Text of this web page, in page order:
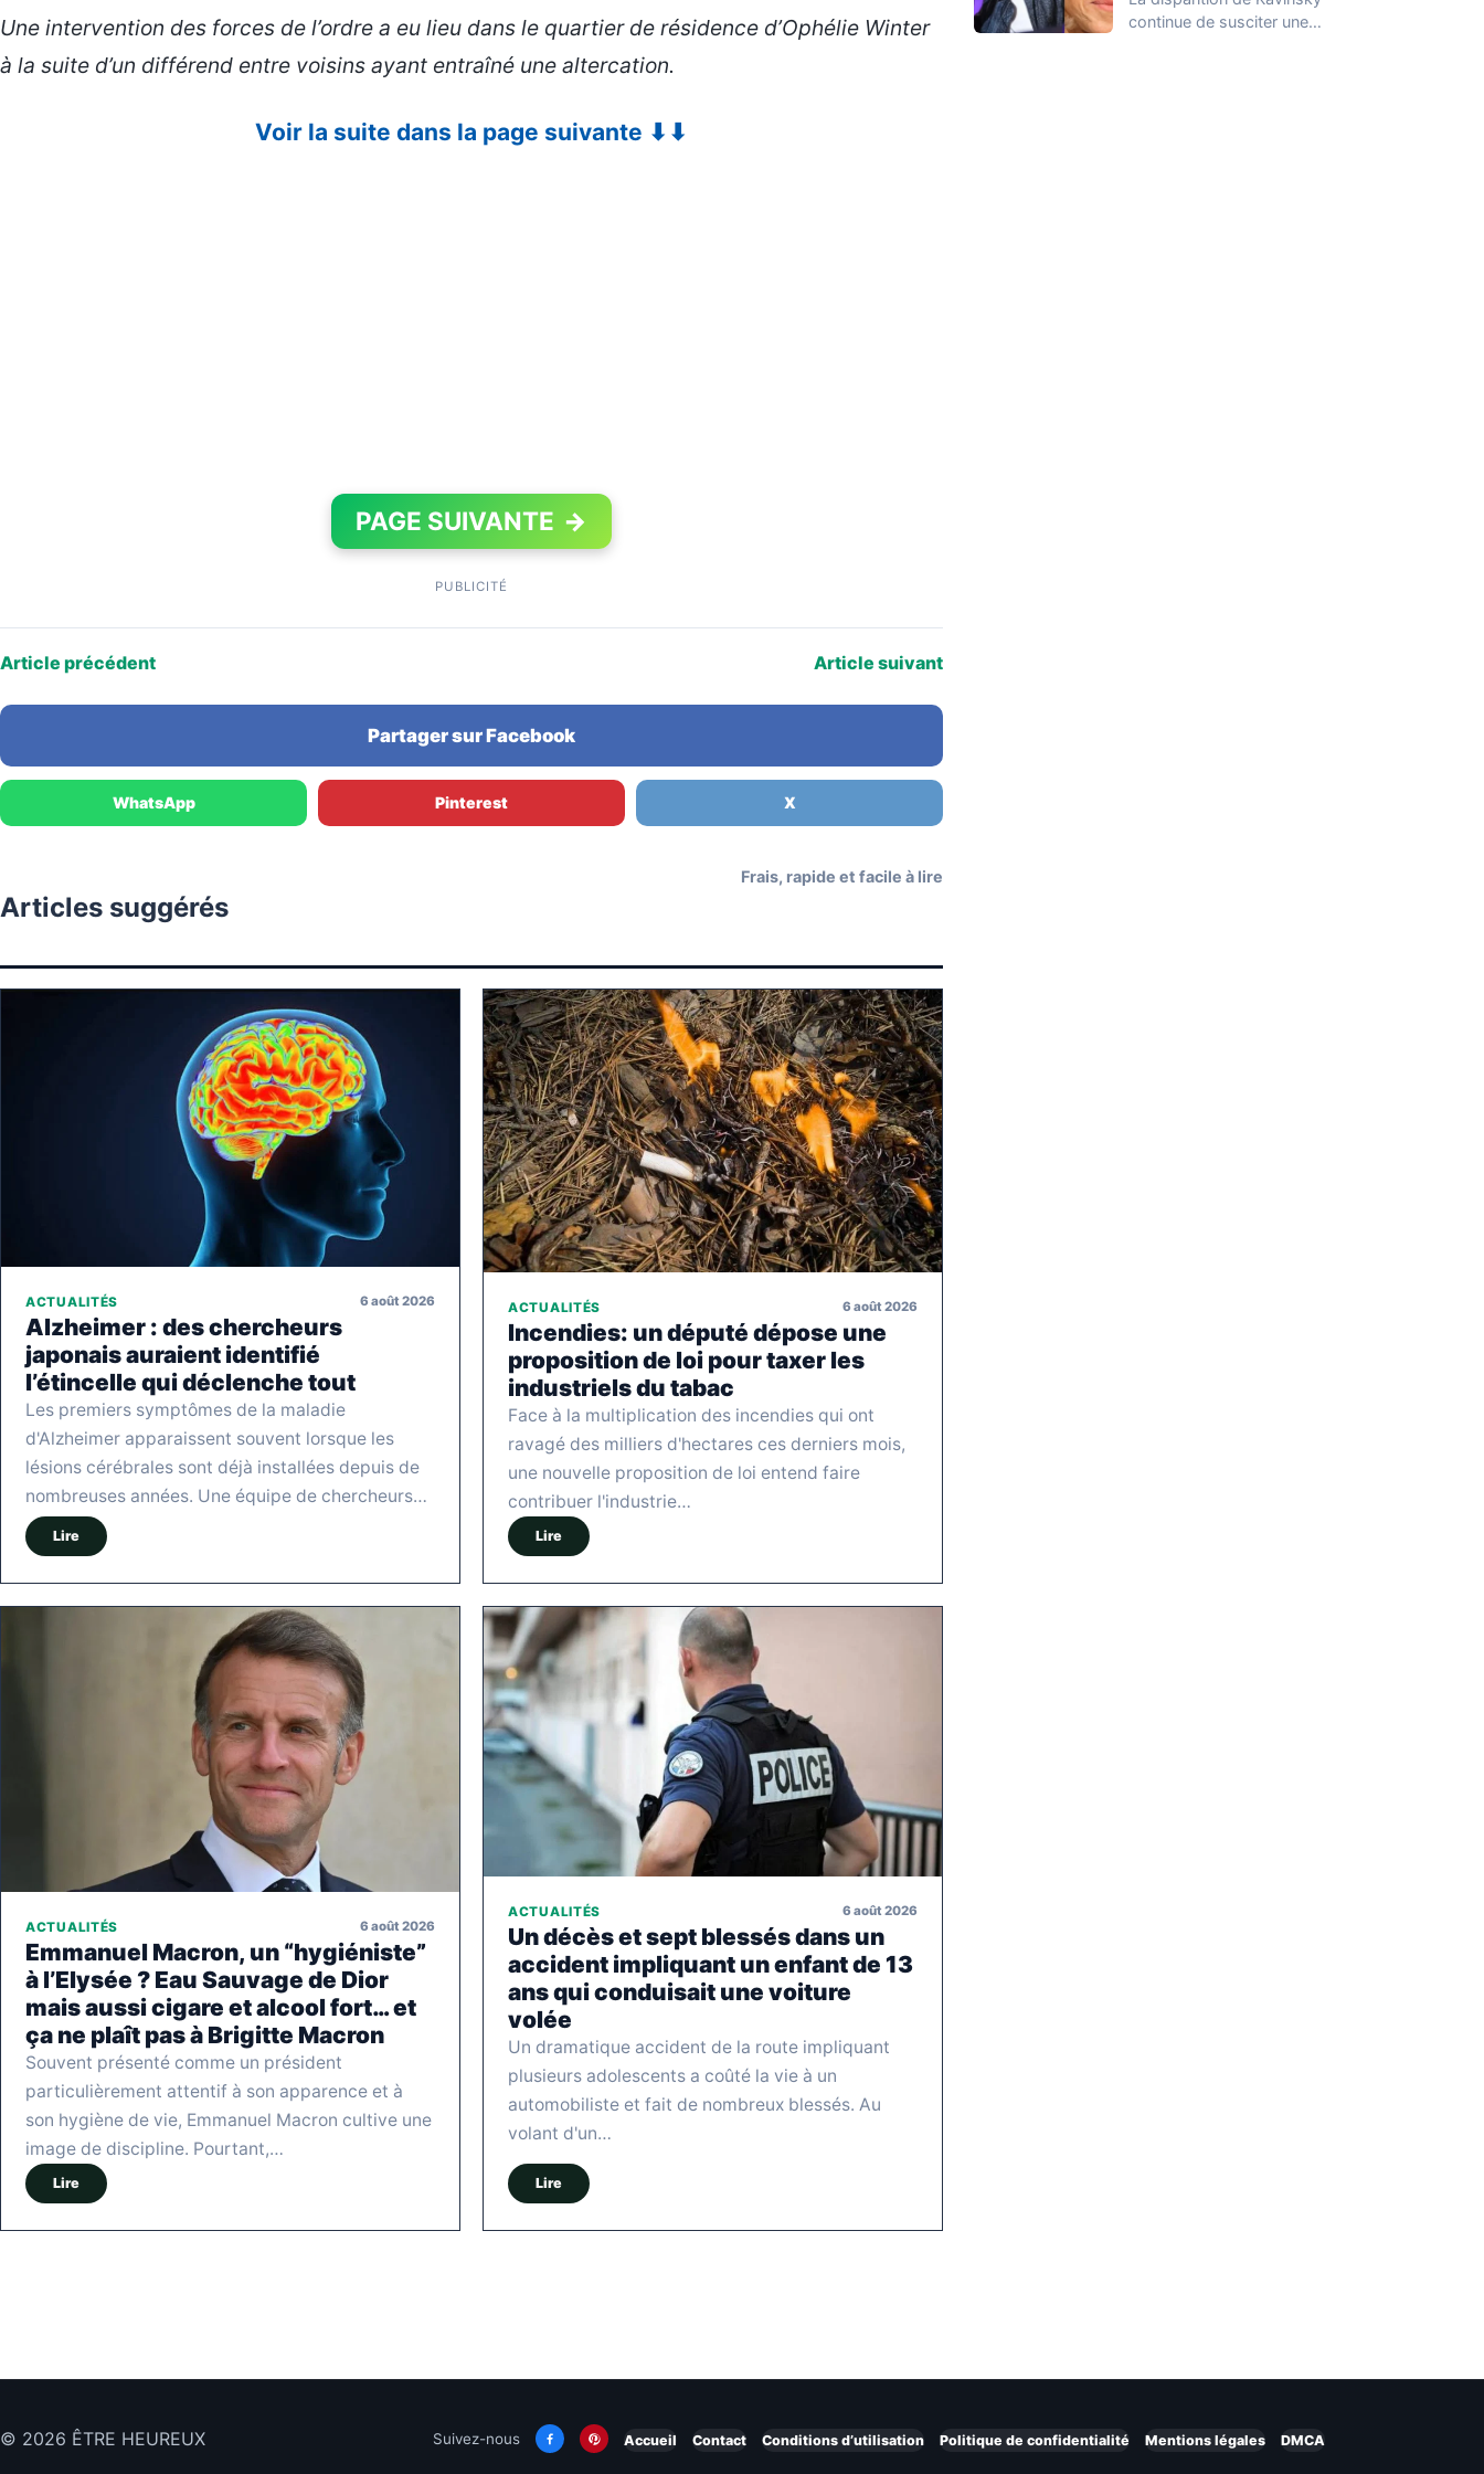
Une intervention des forces de l’ordre a eu lieu dans le quartier de résidence d’Ophélie Winter
à la suite d’un différend entre voisins ayant entraîné une altercation.
Voir la suite dans la page suivante ⬇⬇
PAGE SUIVANTE →
PUBLICITÉ
Article précédent Article suivant
Partager sur Facebook
WhatsApp Pinterest X
Articles suggérés
Frais, rapide et facile à lire
ACTUALITÉS 6 août 2026
Alzheimer : des chercheurs
japonais auraient identifié
l’étincelle qui déclenche tout
Les premiers symptômes de la maladie
d'Alzheimer apparaissent souvent lorsque les
lésions cérébrales sont déjà installées depuis de
nombreuses années. Une équipe de chercheurs…
Lire
ACTUALITÉS 6 août 2026
Incendies: un député dépose une
proposition de loi pour taxer les
industriels du tabac
Face à la multiplication des incendies qui ont
ravagé des milliers d'hectares ces derniers mois,
une nouvelle proposition de loi entend faire
contribuer l'industrie…
Lire
ACTUALITÉS 6 août 2026
Emmanuel Macron, un “hygiéniste”
à l’Elysée ? Eau Sauvage de Dior
mais aussi cigare et alcool fort… et
ça ne plaît pas à Brigitte Macron
Souvent présenté comme un président
particulièrement attentif à son apparence et à
son hygiène de vie, Emmanuel Macron cultive une
image de discipline. Pourtant,…
Lire
ACTUALITÉS 6 août 2026
Un décès et sept blessés dans un
accident impliquant un enfant de 13
ans qui conduisait une voiture
volée
Un dramatique accident de la route impliquant
plusieurs adolescents a coûté la vie à un
automobiliste et fait de nombreux blessés. Au
volant d'un…
Lire
continue de susciter une
© 2026 ÊTRE HEUREUX Suivez-nous Accueil Contact Conditions d’utilisation Politique de confidentialité Mentions légales DMCA